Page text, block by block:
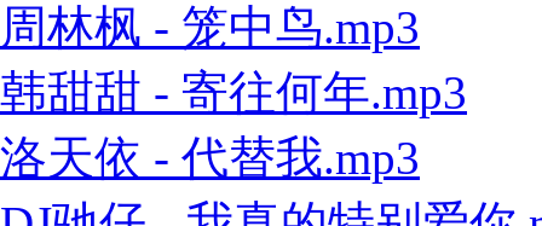
周林枫 - 笼中鸟.mp3
韩甜甜 - 寄往何年.mp3
洛天依 - 代替我.mp3